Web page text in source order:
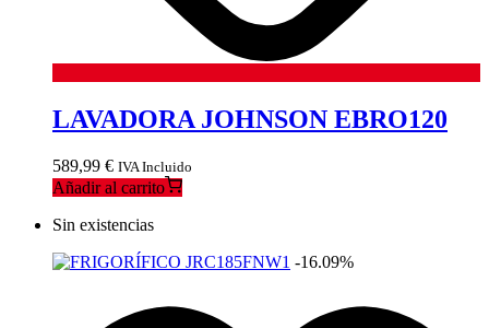
LAVADORA JOHNSON EBRO120
589,99 € IVA Incluido
Añadir al carrito
Sin existencias
-16.09%